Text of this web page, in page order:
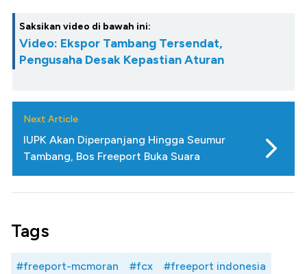
Saksikan video di bawah ini:
Video: Ekspor Tambang Tersendat,
Pengusaha Desak Kepastian Aturan
Next Article
IUPK Akan Diperpanjang Hingga Seumur
Tambang, Bos Freeport Buka Suara
Tags
#freeport-mcmoran #fcx #freeport indonesia